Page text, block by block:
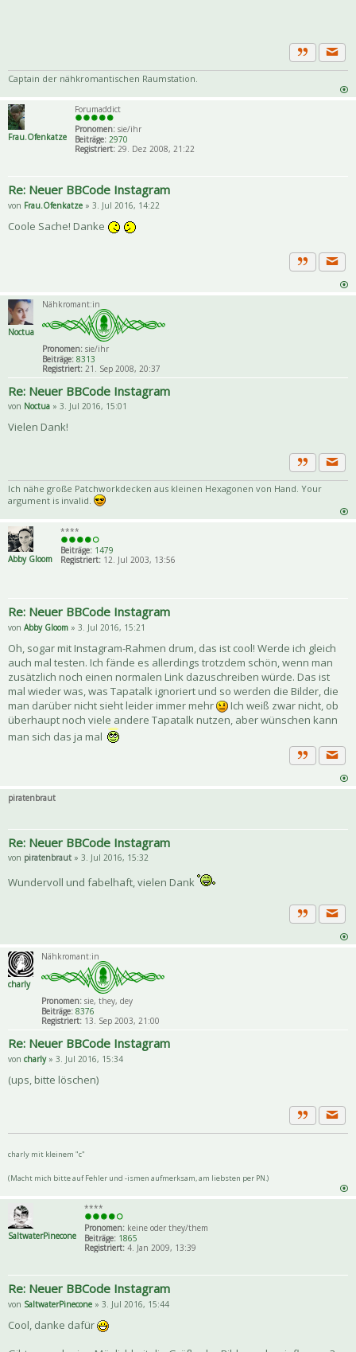
Zitat
Captain der nähkromantischen Raumstation.
Frau.Ofenkatze
Forumaddict
Pronomen: sie/ihr
Beiträge: 2970
Registriert: 29. Dez 2008, 21:22
Re: Neuer BBCode Instagram
von Frau.Ofenkatze » 3. Jul 2016, 14:22
Coole Sache! Danke
Zitat
Noctua
Nähkromant:in
Pronomen: sie/ihr
Beiträge: 8313
Registriert: 21. Sep 2008, 20:37
Re: Neuer BBCode Instagram
von Noctua » 3. Jul 2016, 15:01
Vielen Dank!
Zitat
Ich nähe große Patchworkdecken aus kleinen Hexagonen von Hand. Your
argument is invalid.
Abby Gloom
****
Beiträge: 1479
Registriert: 12. Jul 2003, 13:56
Re: Neuer BBCode Instagram
von Abby Gloom » 3. Jul 2016, 15:21
Oh, sogar mit Instagram-Rahmen drum, das ist cool! Werde ich gleich
auch mal testen. Ich fände es allerdings trotzdem schön, wenn man
zusätzlich noch einen normalen Link dazuschreiben würde. Das ist
mal wieder was, was Tapatalk ignoriert und so werden die Bilder, die
man darüber nicht sieht leider immer mehr
Ich weiß zwar nicht, ob
überhaupt noch viele andere Tapatalk nutzen, aber wünschen kann
man sich das ja mal
Zitat
piratenbraut
Re: Neuer BBCode Instagram
von piratenbraut » 3. Jul 2016, 15:32
Wundervoll und fabelhaft, vielen Dank
Zitat
charly
Nähkromant:in
Pronomen: sie, they, dey
Beiträge: 8376
Registriert: 13. Sep 2003, 21:00
Re: Neuer BBCode Instagram
von charly» 3. Jul 2016, 15:34
(ups, bitte löschen)
Zitat
charly mit kleinem "c"
(Macht mich bitte auf Fehler und -ismen aufmerksam, am liebsten per PN.)
SaltwaterPinecone
****
Pronomen: keine oder they/them
Beiträge: 1865
Registriert: 4. Jan 2009, 13:39
Re: Neuer BBCode Instagram
von SaltwaterPinecone » 3. Jul 2016, 15:44
Cool, danke dafür